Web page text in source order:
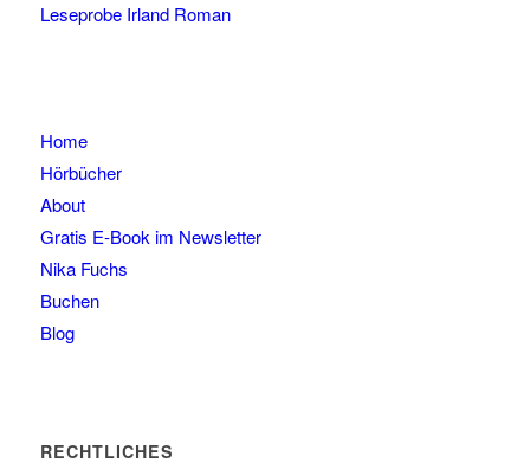
Leseprobe Irland Roman
Home
Hörbücher
About
Gratis E-Book im Newsletter
Nika Fuchs
Buchen
Blog
RECHTLICHES